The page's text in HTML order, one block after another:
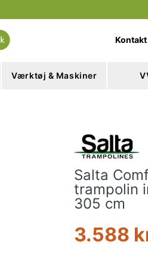
Kontakt
Værktøj & Maskiner
Salta
trampolin
305 cm
3.588